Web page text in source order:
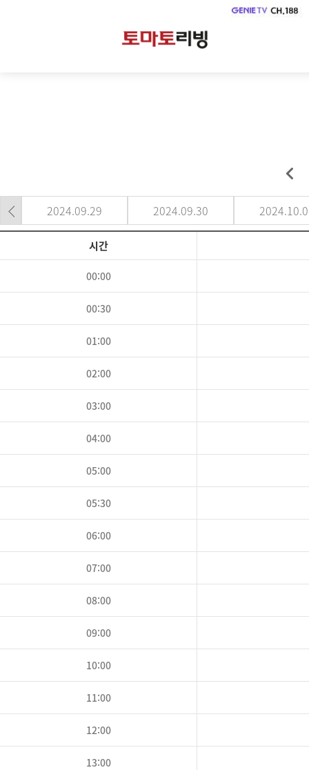
2024.09.29 2024.09.30
시간
00:00
00:30
01:00
02:00
03:00
04:00
05:00
05:30
06:00
07:00
08:00
09:00
10:00
11:00
12:00
13:00